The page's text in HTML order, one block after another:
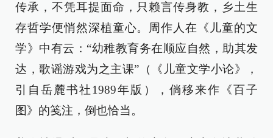
传承，不凭耳提面命，只赖言传身教，乡土生
存哲学便悄然深植童心。周作人在《儿童的文
学》中有云：“幼稚教育务在顺应自然，助其发
达，歌谣游戏为之主课”（《儿童文学小论》，
引自岳麓书社1989年版），倘移来作《百子
图》的笺注，倒也恰当。